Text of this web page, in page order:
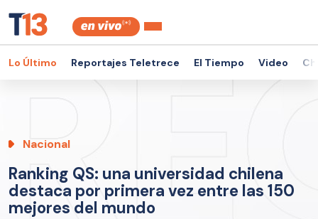
Lo Último Reportajes Teletrece El Tiempo Video
Nacional
Ranking QS: una universidad chilena
destaca por primera vez entre las 150
mejores del mundo